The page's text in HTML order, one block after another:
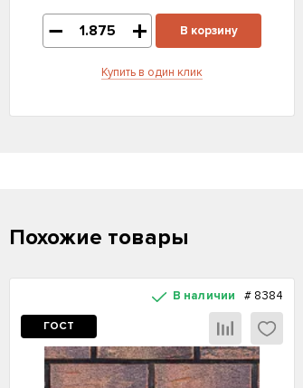
В корзину
Купить в один клик
Похожие товары
ГОСТ
В наличии # 8384